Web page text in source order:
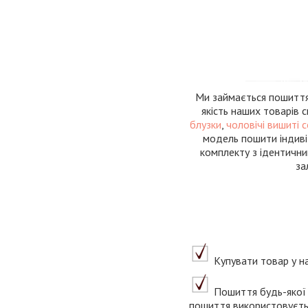
Ми займається
якість наших товарів
блузки, чоловічі вишиті
модель пошити
комплекту з
Купувати товар у
Пошиття будь-якої